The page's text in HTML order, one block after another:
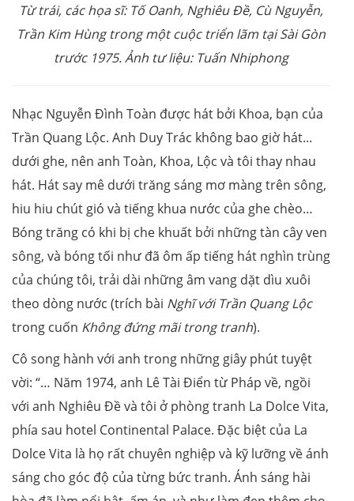
Từ trái, các họa sĩ: Tố Oanh, Nghiêu Đề, Cù Nguyễn,
Trần Kim Hùng trong một cuộc triển lãm tại Sài Gòn
trước 1975. Ảnh tư liệu: Tuấn Nhiphong
Nhạc Nguyễn Đình Toàn được hát bởi Khoa, bạn của
Trần Quang Lộc. Anh Duy Trác không bao giờ hát...
dưới ghe, nên anh Toàn, Khoa, Lộc và tôi thay nhau
hát. Hát say mê dưới trăng sáng mơ màng trên sông,
hiu hiu chút gió và tiếng khua nước của ghe chèo…
Bóng trăng có khi bị che khuất bởi những tàn cây ven
sông, và bóng tối như đã ôm ấp tiếng hát nghìn trùng
của chúng tôi, trải dài những âm vang dặt dìu xuôi
theo dòng nước (trích bài Nghĩ với Trần Quang Lộc
trong cuốn Không đứng mãi trong tranh).
Cô song hành với anh trong những giây phút tuyệt
vời: “… Năm 1974, anh Lê Tài Điển từ Pháp về, ngồi
với anh Nghiêu Đề và tôi ở phòng tranh La Dolce Vita,
phía sau hotel Continental Palace. Đặc biệt của La
Dolce Vita là họ rất chuyên nghiệp và kỹ lưỡng về ánh
sáng cho góc độ của từng bức tranh. Ánh sáng hài